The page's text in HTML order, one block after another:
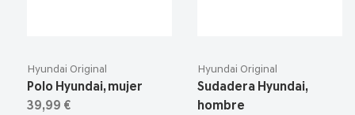
Hyundai Original
Polo Hyundai, mujer
39,99 €
Hyundai Original
Sudadera Hyundai,
hombre